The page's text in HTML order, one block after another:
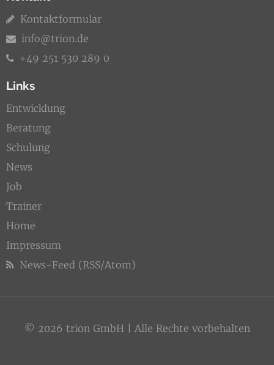
Kontaktformular
info@trion.de
+49 251 530 289 0
Links
Entwicklung
Beratung
Schulung
News
Job
Trainer
Home
Impressum
News-Feed (RSS/Atom)
© 2026 trion GmbH | Alle Rechte vorbehalten